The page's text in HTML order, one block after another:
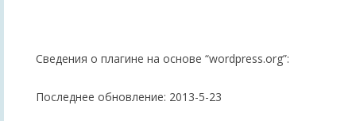
Сведения о плагине на основе “wordpress.org”:
Последнее обновление: 2013-5-23